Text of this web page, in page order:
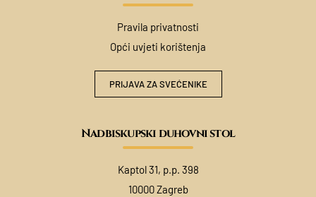
Pravila privatnosti
Opći uvjeti korištenja
PRIJAVA ZA SVEĆENIKE
Nadbiskupski duhovni stol
Kaptol 31, p.p. 398
10000 Zagreb